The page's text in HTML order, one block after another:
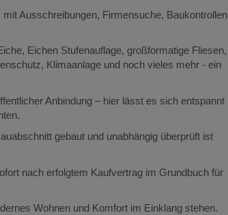
Ausschreibungen, Firmensuche, Baukontrollen
Eichen Stufenauflage, großformatige Fliesen,
Klimaanlage und noch vieles mehr - ein
Anbindung – hier lässt es sich entspannt
gebaut und unabhängig überprüft ist
nach erfolgtem Kaufvertrag im Grundbuch für
Wohnen und Komfort im Einklang stehen.